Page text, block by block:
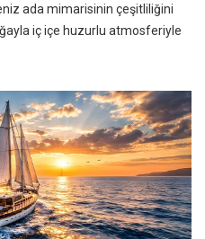
ada mimarisinin çeşitliliğini
iç içe huzurlu atmosferiyle